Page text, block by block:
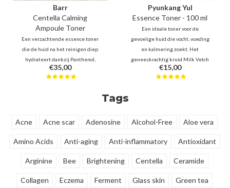
Barr
Centella Calming
Ampoule Toner
Een verzachtende essence toner
die de huid na het reinigen diep
hydrateert dankzij Panthenol,
Jojoba, Ceramide, Hyaluron.
Daarnaast is deze fles gevuld met
€35,00
Pyunkang Yul
Essence Toner - 100 ml
Een ideale toner voor de
gevoelige huid die vocht, voeding
en kalmering zoekt. Het
geneeskrachtig kruid Milk Vetch
Root voorziet de huid van
bescherming en hydratatie. Dit
€15,00
Tags
Acne Acne scar Adenosine Alcohol-Free Aloe vera
Amino Acids Anti-aging Anti-inflammatory Antioxidant
Arginine Bee Brightening Centella Ceramide
Collagen Eczema Ferment Glass skin Green tea